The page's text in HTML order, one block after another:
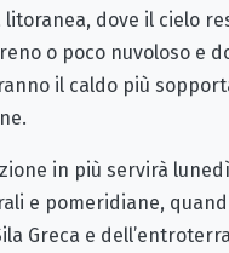
litoranea, dove il cielo
o poco nuvoloso e
il caldo più
in più servirà
e pomeridiane,
Greca e